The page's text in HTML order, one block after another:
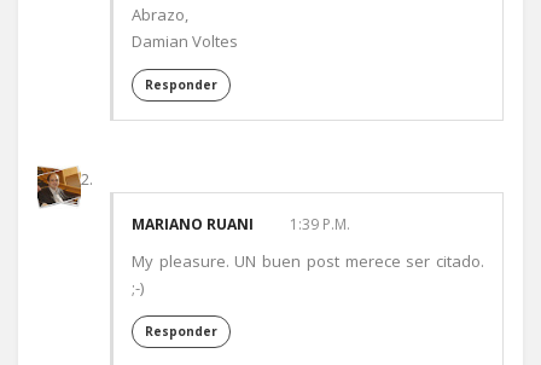
Abrazo,
Damian Voltes
Responder
MARIANO RUANI 1:39 P.M.
My pleasure. UN buen post merece ser citado.
;-)
Responder